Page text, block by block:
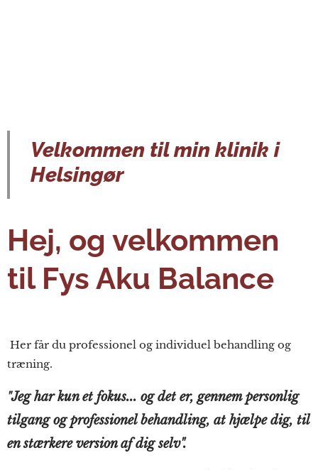
Velkommen til min klinik i
Helsingør
Hej, og velkommen
til Fys Aku Balance
Her får du professionel og individuel behandling og
træning.
"Jeg har kun et fokus... og det er, gennem personlig
tilgang og professionel behandling, at hjælpe dig, til
en stærkere version af dig selv".